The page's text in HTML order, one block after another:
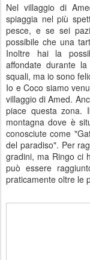
Nel villaggio di
spiaggia nel più
pesce, e se sei
possibile che una
Inoltre hai la
affondate durante
squali, ma io sono
Io e Coco siamo
villaggio di Amed.
piace questa zona.
montagna dove è
conosciute come
del paradiso". Per
gradini, ma Ringo ci
può essere
praticamente oltre le